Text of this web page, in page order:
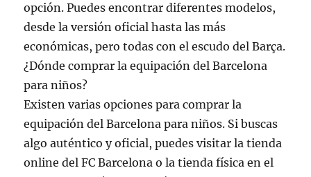
opción. Puedes encontrar diferentes modelos,
desde la versión oficial hasta las más
económicas, pero todas con el escudo del Barça.
¿Dónde comprar la equipación del Barcelona
para niños?
Existen varias opciones para comprar la
equipación del Barcelona para niños. Si buscas
algo auténtico y oficial, puedes visitar la tienda
online del FC Barcelona o la tienda física en el